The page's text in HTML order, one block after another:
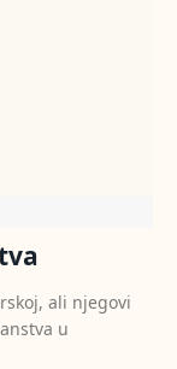
ali njegovi
u